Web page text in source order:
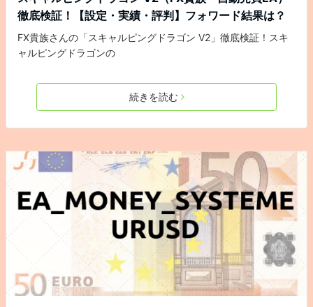
徹底検証！【設定・実績・評判】フォワード結果は？
FX貴族さんの「スキャルピングドラゴン V2」徹底検証！スキ
ャルピングドラゴンの
続きを読む